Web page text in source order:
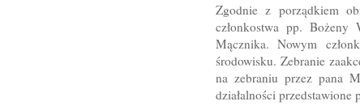
Zgodnie z porządkiem
członkostwa pp. Bożeny
Mącznika. Nowym
środowisku. Zebranie
na zebraniu przez pana
działalności